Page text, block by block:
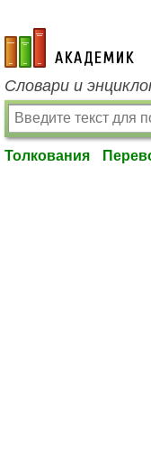
academic.ru
Словари и
Толкования